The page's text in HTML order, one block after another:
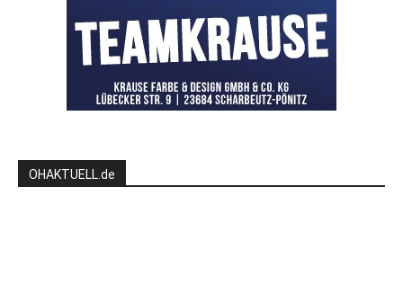
OHAKTUELL.de